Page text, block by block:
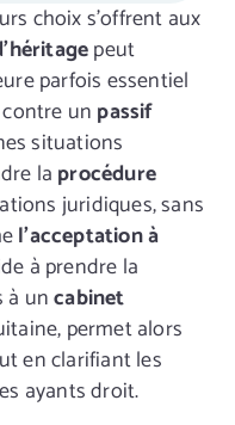
choix s’offrent aux
peut
parfois essentiel
un passif
situations
la procédure
juridiques, sans
l’acceptation à
à prendre la
à uncabinet
permet alors
en clarifiant les
ayants droit.